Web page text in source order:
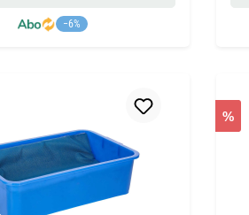
−6%
%